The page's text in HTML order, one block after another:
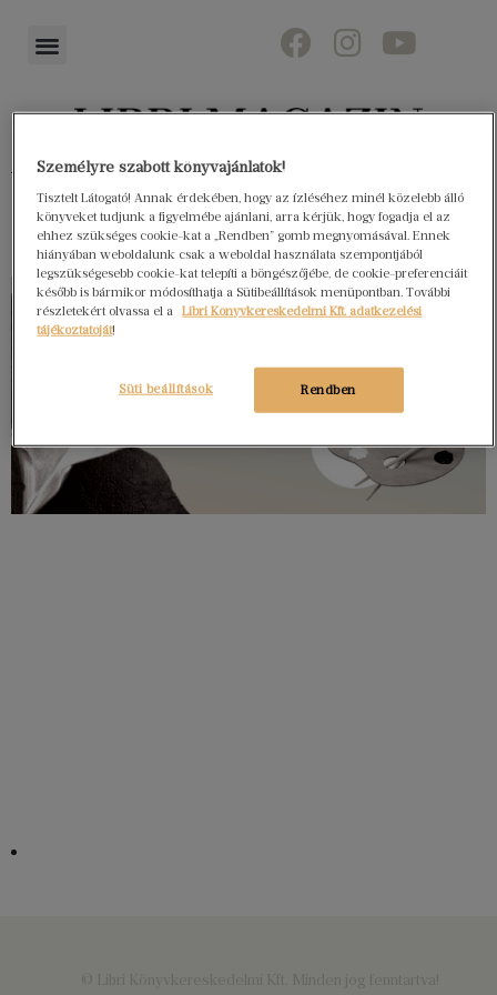
Könyvektől az olvasókig
Személyre szabott könyvajánlatok!
Tisztelt Látogató! Annak érdekében, hogy az ízléséhez minél közelebb álló
könyveket tudjunk a figyelmébe ajánlani, arra kérjük, hogy fogadja el az
ehhez szükséges cookie-kat a „Rendben” gomb megnyomásával. Ennek
hiányában weboldalunk csak a weboldal használata szempontjából
legszükségesebb cookie-kat telepíti a böngészőjébe, de cookie-preferenciáit
később is bármikor módosíthatja a Sütibeállítások menüpontban. További
részletekért olvassa el a
Libri Könyvkereskedelmi Kft. adatkezelési
tájékoztatóját!
Rendben
Süti beállítások